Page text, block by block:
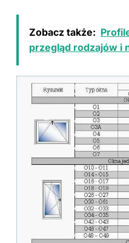
Zobacz także:
przegląd rodzajów i